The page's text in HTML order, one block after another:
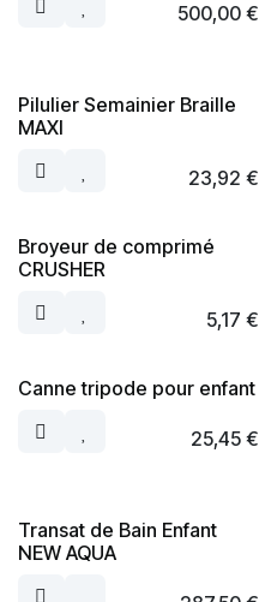
500,00€
Pilulier Semainier Braille
MAXI
23,92 €
Broyeur de comprimé
CRUSHER
5,17 €
Canne tripode pour enfant
25,45€
Transat de Bain Enfant
NEW AQUA